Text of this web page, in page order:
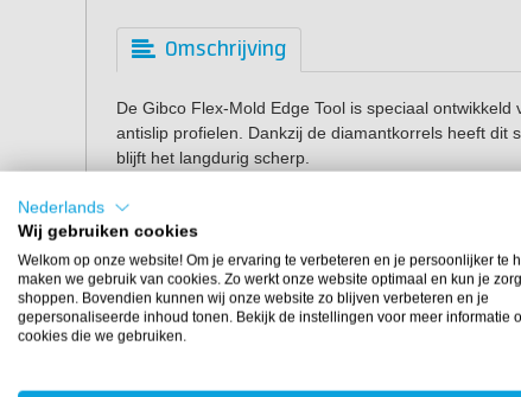
Omschrijving
De Gibco Flex-Mold Edge Tool is speciaal
antislip profielen. Dankzij de diamantkorrels heeft dit
blijft het langdurig scherp.
Het unieke ontwerp met een vlakke zijde voor
maakt het schuren van elk oppervlak eenvoudig.
verschillende radius, zodat je altijd een passende
rand. De schuurelementen staan onder een hoek
overgang van het gladde dek naar het
verwerker.
Nederlands
Wij gebruiken cookies
Welkom op onze website! Om je ervaring te verbeteren en je persoonlijker te
maken we gebruik van cookies. Zo werkt onze website optimaal en kun je
shoppen. Bovendien kunnen wij onze website zo blijven verbeteren en je
gepersonaliseerde inhoud tonen. Bekijk de instellingen voor meer informatie
cookies die we gebruiken.